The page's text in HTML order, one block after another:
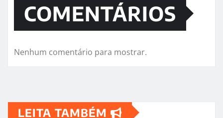
COMENTÁRIOS
Nenhum comentário para mostrar.
LEITA TAMBÉM